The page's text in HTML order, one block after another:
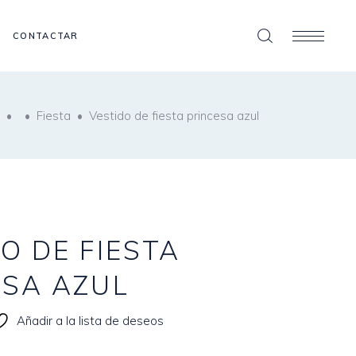
CONTACTAR
• • Fiesta • Vestido de fiesta princesa azul
DE FIESTA
AZUL
Añadir a la lista de deseos